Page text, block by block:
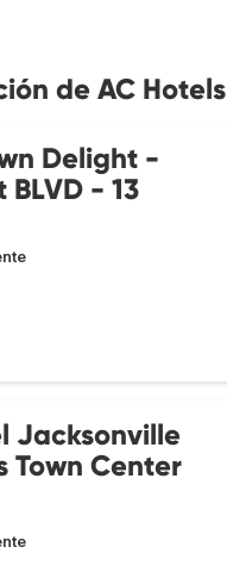
de AC Hotels
Delight -
BLVD - 13
Jacksonville
Town Center